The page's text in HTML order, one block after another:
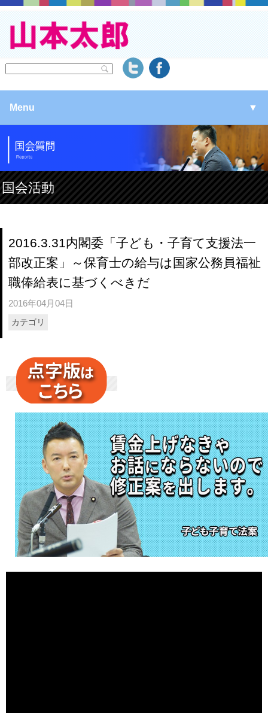
Menu ▼
▼
▼
▼
国会活動
2016.3.31内閣委「子ども・子育て支援法一
部改正案」～保育士の給与は国家公務員福祉
職俸給表に基づくべきだ
2016年04月04日
カテゴリ